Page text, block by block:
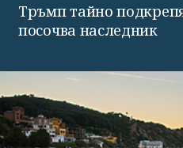
Тръмп тайно
посочва наследник